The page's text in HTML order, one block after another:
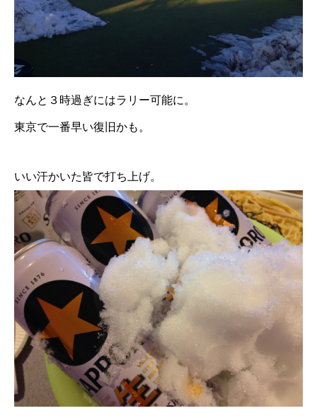
なんと３時過ぎにはラリー可能に。
東京で一番早い復旧かも。
いい汗かいた皆で打ち上げ。